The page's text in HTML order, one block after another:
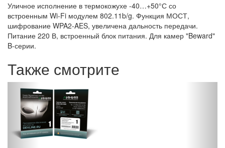
Уличное исполнение в термокожухе -40…+50°С со
встроенным Wi-Fi модулем 802.11b/g. Функция МОСТ,
шифрование WPA2-AES, увеличена дальность передачи.
Питание 220 В, встроенный блок питания. Для камер "Beward"
B-серии.
Также смотрите